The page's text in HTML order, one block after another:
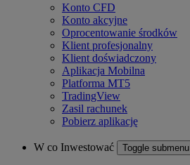
Konto CFD
Konto akcyjne
Oprocentowanie środków
Klient profesjonalny
Klient doświadczony
Aplikacja Mobilna
Platforma MT5
TradingView
Zasil rachunek
Pobierz aplikację
W co Inwestować Toggle submenu